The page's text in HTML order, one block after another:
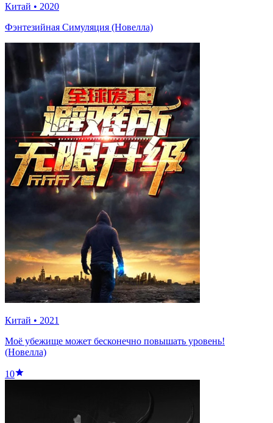
Китай • 2020
Фэнтезийная Симуляция (Новелла)
Китай • 2021
Моё убежище может бесконечно повышать уровень!
(Новелла)
10